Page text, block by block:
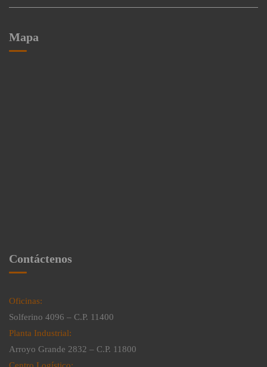
Mapa
Contáctenos
Oficinas:
Solferino 4096 – C.P. 11400
Planta Industrial:
Arroyo Grande 2832 – C.P. 11800